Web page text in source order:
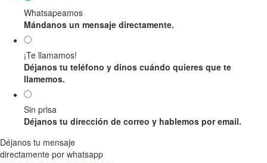
Whatsapeamos
Mándanos un mensaje directamente.
¡Te llamamos!
Déjanos tu teléfono y dinos cuándo quieres que te
llamemos.
Sin prisa
Déjanos tu dirección de correo y hablemos por email.
Déjanos tu mensaje
directamente por whatsapp